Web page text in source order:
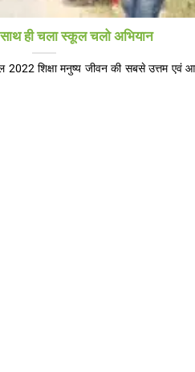
ही चला स्कूल चलो अभियान
शिक्षा मनुष्य जीवन की सबसे उत्तम एवं